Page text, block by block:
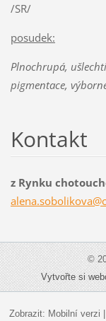
/SR/
posudek:
Plnochrupá,
pigmentace,
Kontakt
z Rynku
alena.sobolikova
©
Vytvořte si
Zobrazit: Mobilní verzi